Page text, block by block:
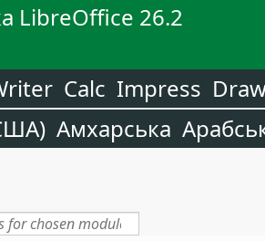
LibreOffice 26.2
Calc Impress
Амхарська